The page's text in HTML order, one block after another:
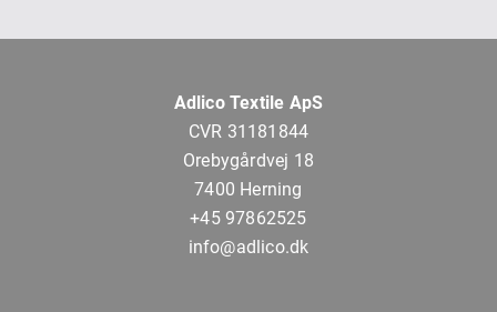
Adlico Textile ApS
CVR 31181844
Orebygårdvej 18
7400 Herning
+45 97862525
info@adlico.dk